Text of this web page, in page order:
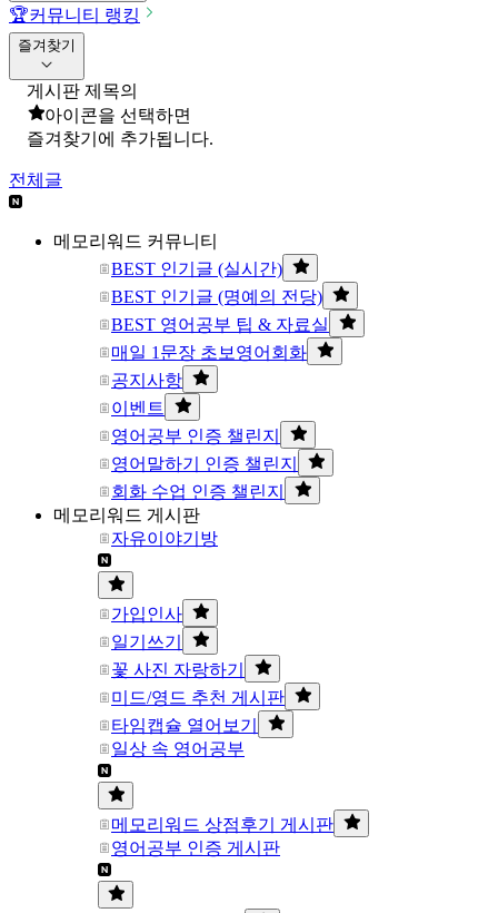
🏆커뮤니티 랭킹
즐겨찾기
게시판 제목의
아이콘을 선택하면
즐겨찾기에 추가됩니다.
전체글
메모리워드 커뮤니티
BEST 인기글 (실시간)
BEST 인기글 (명예의 전당)
BEST 영어공부 팁 & 자료실
매일 1문장 초보영어회화
공지사항
이벤트
영어공부 인증 챌린지
영어말하기 인증 챌린지
회화 수업 인증 챌린지
메모리워드 게시판
자유이야기방
가입인사
일기쓰기
꽃 사진 자랑하기
미드/영드 추천 게시판
타임캡슐 열어보기
일상 속 영어공부
메모리워드 상점후기 게시판
영어공부 인증 게시판